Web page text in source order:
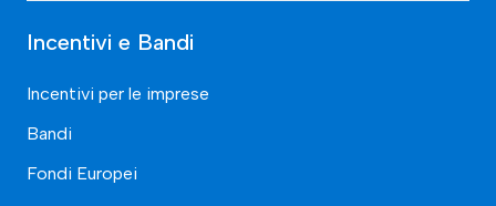
Incentivi e Bandi
Incentivi per le imprese
Bandi
Fondi Europei